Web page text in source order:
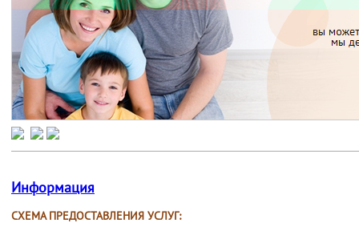
Информация
СХЕМА ПРЕДОСТАВЛЕНИЯ УСЛУГ: